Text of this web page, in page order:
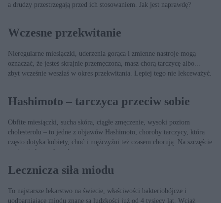
a drudzy przestrzegają przed ich stosowaniem. Jak jest naprawdę?
Wczesne przekwitanie
Nieregularne miesiączki, uderzenia gorąca i zmienne nastroje mogą
oznaczać, że jesteś skrajnie przemęczona, masz chorą tarczycę albo...
zbyt wcześnie weszłaś w okres przekwitania. Lepiej tego nie lekceważyć.
Hashimoto – tarczyca przeciw sobie
Obfite miesiączki, sucha skóra, ciągłe zmęczenie, wysoki poziom
cholesterolu – to jedne z objawów Hashimoto, choroby tarczycy, która
często dotyka kobiety, choć i mężczyźni też czasem chorują. Na szczęście
można ją kontrolować.
Lecznicza siła miodu
To najstarsze lekarstwo na świecie, właściwości bakteriobójcze i
uodparniające miodu znane są ludzkości już od 4 tysięcy lat. Wciąż